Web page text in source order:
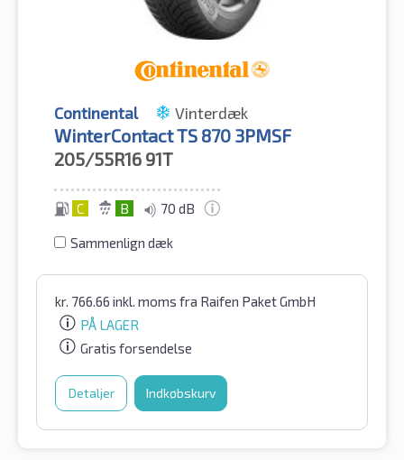
Continental Vinterdæk
WinterContact TS 870 3PMSF
205/55R16 91T
C B 70 dB
Sammenlign dæk
kr. 766.66 inkl. moms fra Raifen Paket GmbH
PÅ LAGER
Gratis forsendelse
Detaljer Indkøbskurv